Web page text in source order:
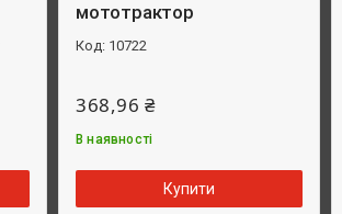
мототрактор
10722
368,96 ₴
В наявності
Купити